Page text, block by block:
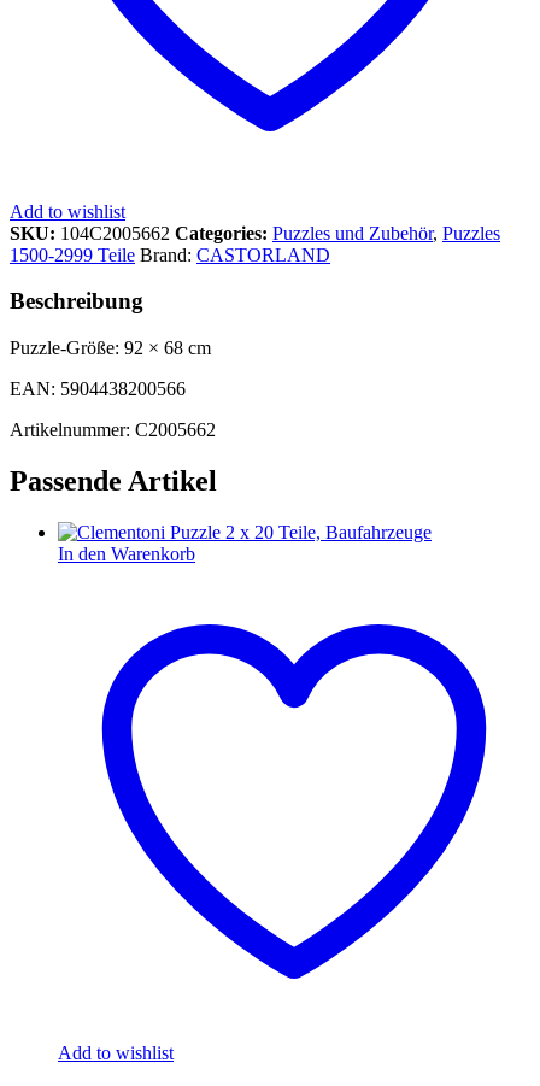
Add to wishlist
SKU: 104C2005662 Categories: Puzzles und Zubehör, Puzzles
1500-2999 Teile Brand: CASTORLAND
Beschreibung
Puzzle-Größe: 92 × 68 cm
EAN: 5904438200566
Artikelnummer: C2005662
Passende Artikel
In den Warenkorb
Add to wishlist